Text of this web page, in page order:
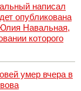
написал
опубликована
Навальная,
которого
умер вчера в